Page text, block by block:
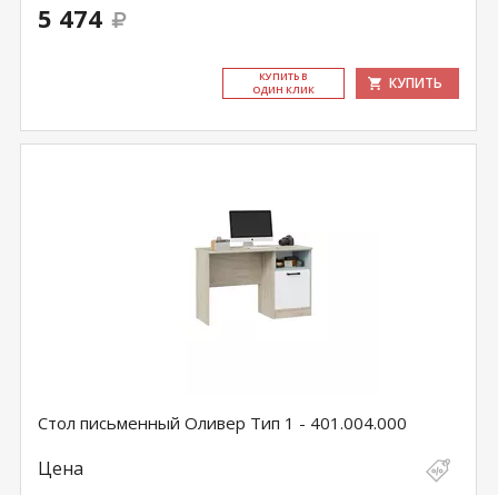
5 474
КУ­ПИТЬ В
ОДИН КЛИК
КУПИТЬ
Стол письменный Оливер Тип 1 - 401.004.000
Цена